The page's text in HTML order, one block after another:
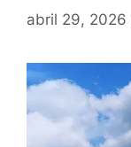
abril 29, 2026